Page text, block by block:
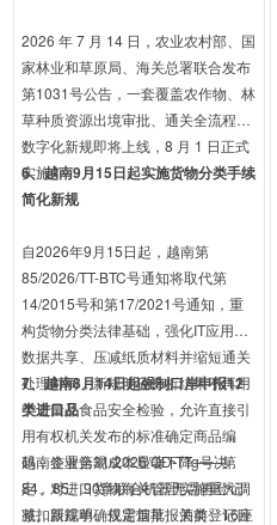
2026 年 7 月 14 日，农业农村部、国
家林业和草原局、海关总署联合发布
第1031号公告，一套覆盖农作物、林
草种质资源出境审批、通关全流程的
数字化新规即将上线，8 月 1 日正式
实施！
6、越南9月15日起实施货物分类手续
简化新规
自2026年9月15日起，越南第
85/2026/TT-BTC号通知将取代第
14/2015号和第17/2021号通知，重
构货物分类法律基础，强化IT应用与
数据共享、压减纸质材料并缩短通关
处理时间，新规明确分析结果不再用
于质量及食品安全检验，允许直接引
用有权机关发布的标准确定商品编
码，企业合规成本显著下降——第
84、85、90章联合机器无需再登记
减扣跟踪单、仅需首批报关前登记目
7、越南8月14日起强制口岸申报12
类进口品
越南签署第31/2026/QĐ-TTg号决
定，对进口货物海关管理实施重大调
整。新规明确规定烟草、酒类、16座